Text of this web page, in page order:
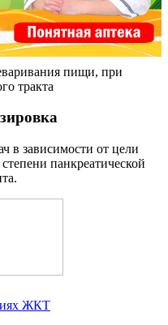
пищи, при
тракта
в зависимости от цели
панкреатической
ЖКТ